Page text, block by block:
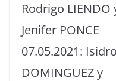
Rodrigo LIENDO
Jenifer PONCE
07.05.2021:
DOMINGUEZ y